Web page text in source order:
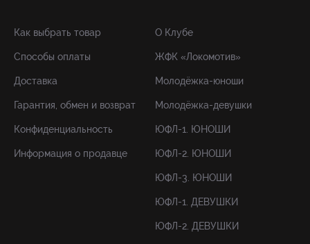
Как выбрать товар
Способы оплаты
Доставка
Гарантия, обмен и возврат
Конфиденциальность
Информация о продавце
О Клубе
ЖФК «Локомотив»
Молодёжка-юноши
Молодёжка-девушки
ЮФЛ-1. ЮНОШИ
ЮФЛ-2. ЮНОШИ
ЮФЛ-3. ЮНОШИ
ЮФЛ-1. ДЕВУШКИ
ЮФЛ-2. ДЕВУШКИ